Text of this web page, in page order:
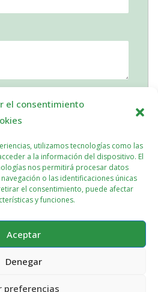
el consentimiento
utilizamos tecnologías como las
a la información del dispositivo. El
nos permitirá procesar datos
o las identificaciones únicas
el consentimiento, puede afectar
y funciones.
Aceptar
Denegar
preferencias
Enviar